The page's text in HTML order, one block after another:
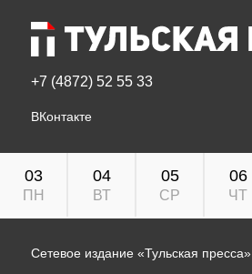
+7 (4872) 52 55 33
ВКонтакте
03
ПН
04
ВТ
05
СР
06
ЧТ
Сетевое издание «Тульская пресса»